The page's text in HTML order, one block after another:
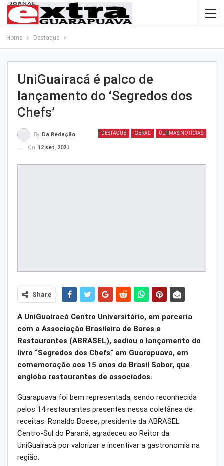
Home Destaque
UniGuairacá é palco de
lançamento do ‘Segredos dos
Chefs’
DESTAQUE GERAL ÚLTIMAS NOTÍCIAS
By Da Redação
On 12 set, 2021
Share
A UniGuairacá Centro Universitário, em parceria
com a Associação Brasileira de Bares e
Restaurantes (ABRASEL), sediou o lançamento do
livro “Segredos dos Chefs” em Guarapuava, em
comemoração aos 15 anos da Brasil Sabor, que
engloba restaurantes de associados.
Guarapuava foi bem representada, sendo reconhecida
pelos 14 restaurantes presentes nessa coletânea de
receitas. Ronaldo Boese, presidente da ABRASEL
Centro-Sul do Paraná, agradeceu ao Reitor da
UniGuairacá por valorizar e incentivar a gastronomia na
região.